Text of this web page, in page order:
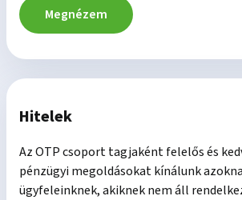
Megnézem
Hitelek
Az OTP csoport tagjaként felelős és
pénzügyi megoldásokat kínálunk
ügyfeleinknek, akiknek nem áll